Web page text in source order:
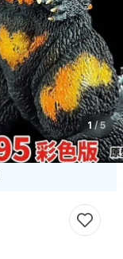
1/5
찜하기